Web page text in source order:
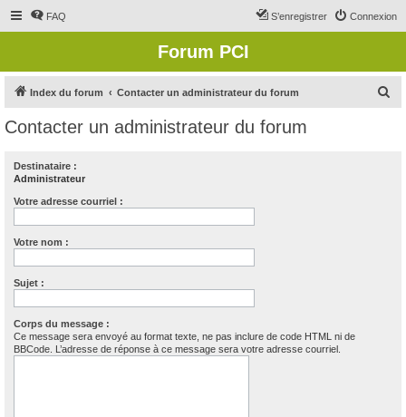
FAQ Connexion
S’enregistrer
Forum PCI
Index du forum Contacter un administrateur du forum
Contacter un administrateur du forum
Destinataire :
Administrateur
Votre adresse courriel :
Votre nom :
Sujet :
Corps du message :
Ce message sera envoyé au format texte, ne pas inclure de code HTML ni de
BBCode. L’adresse de réponse à ce message sera votre adresse courriel.